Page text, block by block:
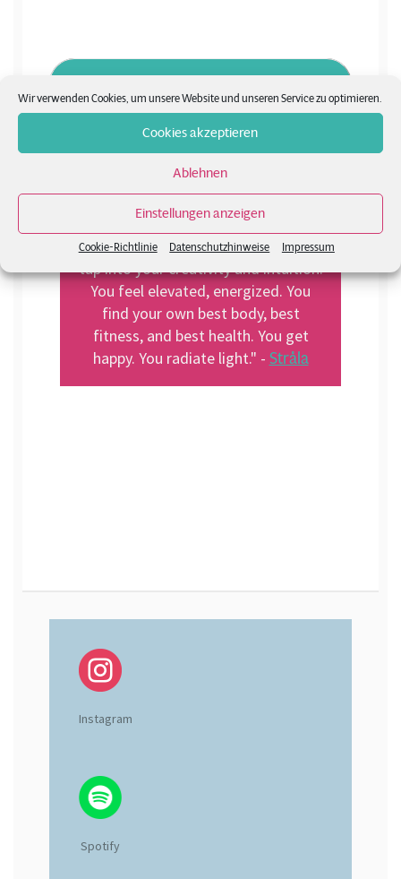
Wir verwenden Cookies, um unsere Website und unseren Service zu optimieren.
Cookies akzeptieren
Ablehnen
Einstellungen anzeigen
Cookie-Richtlinie Datenschutzhinweise Impressum
YouTube und Videos on demand
"Move like water fueled by your
breath. The result is Flow State. You
tap into your creativity and intuition.
You feel elevated, energized. You
find your own best body, best
fitness, and best health. You get
happy. You radiate light." - Stråla
Instagram
Spotify